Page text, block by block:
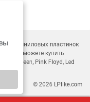
виниловых пластинок
легко сможете купить
Queen, Pink Floyd, Led
© 2026 LPlike.com